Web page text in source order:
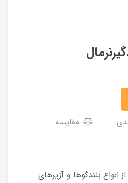
مقایسه
انواع بلندگوها و آژیرهای